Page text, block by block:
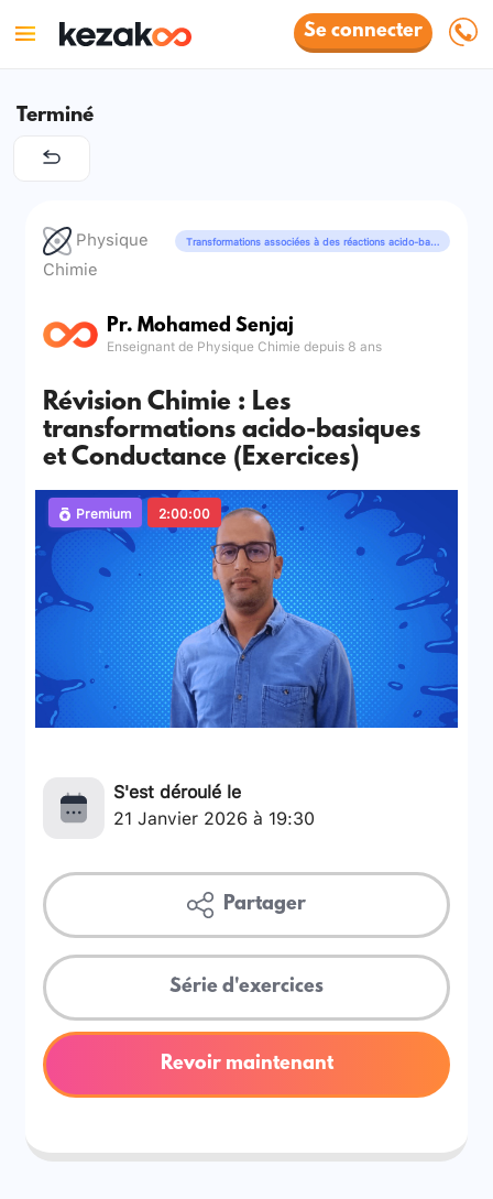
Se connecter
Terminé
Physique
Chimie
Transformations associées à des réactions acido-basiques
Pr. Mohamed Senjaj
Enseignant de Physique Chimie depuis 8 ans
Révision Chimie : Les
transformations acido-basiques
et Conductance (Exercices)
Premium 2:00:00
S'est déroulé le
21 Janvier 2026 à 19:30
Partager
Série d'exercices
Revoir maintenant